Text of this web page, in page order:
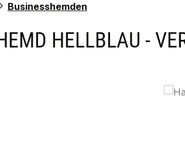
Businesshemden
HELLBLAU -